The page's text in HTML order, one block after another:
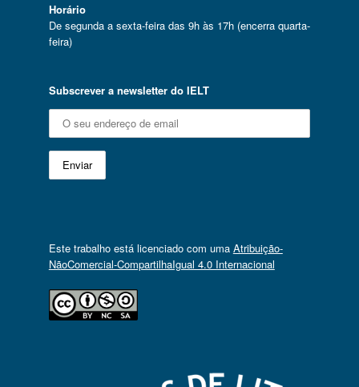
Horário
De segunda a sexta-feira das 9h às 17h (encerra quarta-
feira)
Subscrever a newsletter do IELT
Este trabalho está licenciado com uma Atribuição-
NãoComercial-CompartilhaIgual 4.0 Internacional